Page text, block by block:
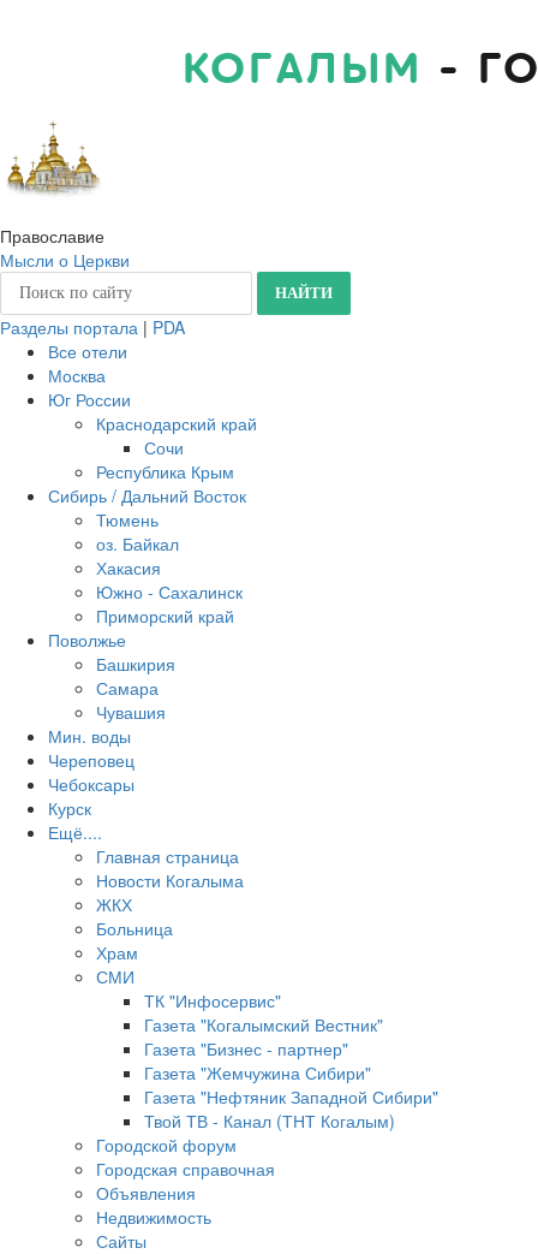
КОГАЛЫМ -
Православие
Мысли о Церкви
Разделы портала | PDA
Все отели
Москва
Юг России
Краснодарский край
Сочи
Республика Крым
Сибирь / Дальний Восток
Тюмень
оз. Байкал
Хакасия
Южно - Сахалинск
Приморский край
Поволжье
Башкирия
Самара
Чувашия
Мин. воды
Череповец
Чебоксары
Курск
Ещё....
Главная страница
Новости Когалыма
ЖКХ
Больница
Храм
СМИ
ТК "Инфосервис"
Газета "Когалымский Вестник"
Газета "Бизнес - партнер"
Газета "Жемчужина Сибири"
Газета "Нефтяник Западной Сибири"
Твой ТВ - Канал (ТНТ Когалым)
Городской форум
Городская справочная
Объявления
Недвижимость
Сайты